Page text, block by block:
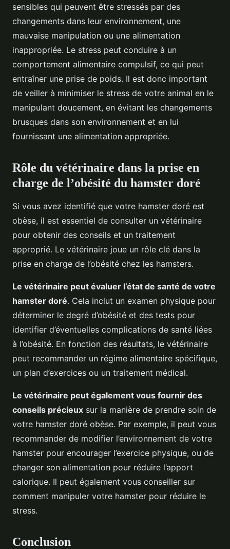
sensibles qui peuvent être stressés par des
changements dans leur environnement, une
mauvaise manipulation ou une alimentation
inappropriée. Le stress peut conduire à un
comportement alimentaire compulsif, ce qui peut
entraîner une prise de poids. Il est donc important
de veiller à minimiser le stress de votre animal en le
manipulant doucement, en évitant les changements
brusques dans son environnement et en lui
fournissant une alimentation appropriée.
Rôle du vétérinaire dans la prise en
charge de l’obésité du hamster doré
Si vous avez identifié que votre hamster doré est
obèse, il est essentiel de consulter un vétérinaire
pour obtenir des conseils et un traitement
approprié. Le vétérinaire joue un rôle clé dans la
prise en charge de l’obésité chez les hamsters.
Le vétérinaire peut évaluer l’état de santé de votre
hamster doré. Cela inclut un examen physique pour
déterminer le degré d’obésité et des tests pour
identifier d’éventuelles complications de santé liées
à l’obésité. En fonction des résultats, le vétérinaire
peut recommander un régime alimentaire spécifique,
un plan d’exercices ou un traitement médical.
Le vétérinaire peut également vous fournir des
conseils précieux sur la manière de prendre soin de
votre hamster doré obèse. Par exemple, il peut vous
recommander de modifier l’environnement de votre
hamster pour encourager l’exercice physique, ou de
changer son alimentation pour réduire l’apport
calorique. Il peut également vous conseiller sur
comment manipuler votre hamster pour réduire le
stress.
Conclusion